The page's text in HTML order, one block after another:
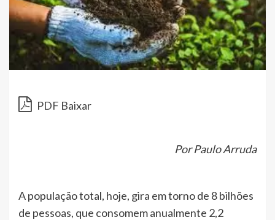
PDF Baixar
PorPaulo Arruda
A população total, hoje, gira em torno de 8 bilhões
de pessoas, que consomem anualmente 2,2